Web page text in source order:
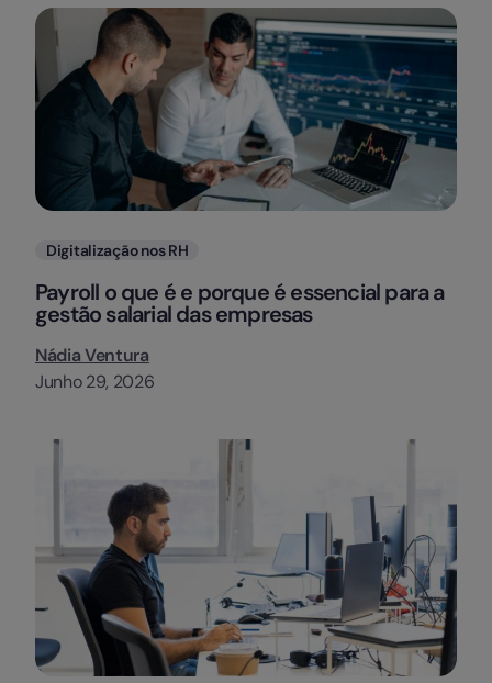
Categorias
Digitalização nos RH
Payroll o que é e porque é essencial para a
gestão salarial das empresas
Nádia Ventura
Junho 29, 2026